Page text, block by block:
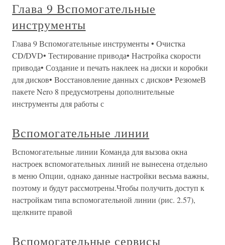
Глава 9 Вспомогательные
инструменты
Глава 9 Вспомогательные инструменты • Очистка
CD/DVD• Тестирование привода• Настройка скорости
привода• Создание и печать наклеек на диски и коробки
для дисков• Восстановление данных с дисков• РезюмеВ
пакете Nero 8 предусмотрены дополнительные
инструменты для работы с
Вспомогательные линии
Вспомогательные линии Команда для вызова окна
настроек вспомогательных линий не вынесена отдельно
в меню Опции, однако данные настройки весьма важны,
поэтому и будут рассмотрены.Чтобы получить доступ к
настройкам типа вспомогательной линии (рис. 2.57),
щелкните правой
Вспомогательные сервисы